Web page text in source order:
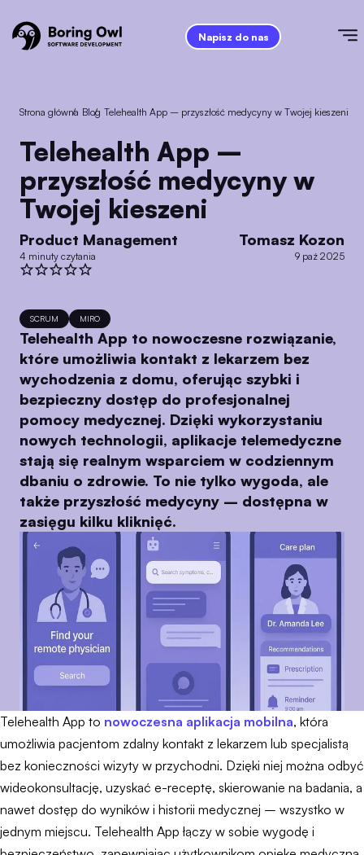
Napisz do nas
Strona główna
/ Blog
/ Telehealth App – przyszłość medycyny w Twojej kieszeni
Telehealth App –
przyszłość medycyny w
Twojej kieszeni
Product Management
4 minuty czytania
Tomasz Kozon
9 paź 2025
SCRUM MIRO
Telehealth App to nowoczesne rozwiązanie,
które umożliwia kontakt z lekarzem bez
wychodzenia z domu, oferując szybki i
bezpieczny dostęp do profesjonalnej
pomocy medycznej. Dzięki wykorzystaniu
nowych technologii, aplikacje telemedyczne
stają się realnym wsparciem w codziennym
dbaniu o zdrowie. To nie tylko wygoda, ale
także przyszłość medycyny – dostępna w
zasięgu kilku kliknięć.
Telehealth App to nowoczesna aplikacja mobilna, która
umożliwia pacjentom zdalny kontakt z lekarzem lub specjalistą
bez konieczności wizyty w przychodni. Dzięki niej można odbyć
wideokonsultację, uzyskać e-receptę, skierowanie na badania, a
nawet dostęp do wyników i historii medycznej – wszystko w
jednym miejscu. Telehealth App łączy w sobie wygodę i